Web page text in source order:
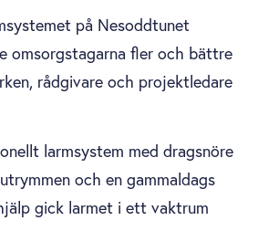
på Nesoddtunet
omsorgstagarna fler och bättre
rådgivare och projektledare
larmsystem med dragsnöre
och en gammaldags
gick larmet i ett vaktrum